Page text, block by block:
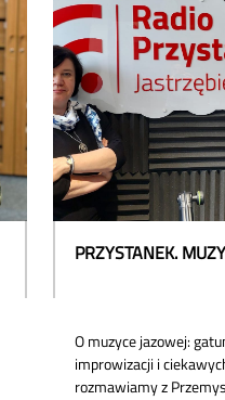
PRZYSTANEK.
O muzyce jazowej:
improwizacji i
rozmawiamy z